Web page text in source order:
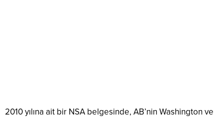
2010 yılına ait bir NSA belgesinde, AB’nin Washington ve